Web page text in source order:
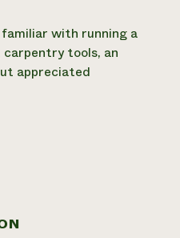
familiar with running a
tools, an
appreciated